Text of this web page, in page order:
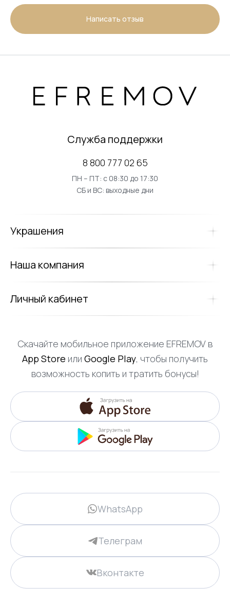
Написать отзыв
Служба поддержки
8 800 777 02 65
ПН – ПТ: с 08:30 до 17:30
СБ и ВС: выходные дни
Украшения
Наша компания
Личный кабинет
Скачайте мобильное приложение EFREMOV в
App Store или Google Play, чтобы получить
возможность копить и тратить бонусы!
WhatsApp
Телеграм
Вконтакте